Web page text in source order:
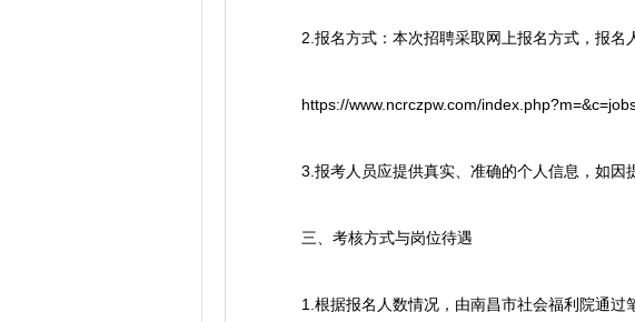
2.报名方式：本次招聘采取网上报名方式，报名
https://www.ncrczpw.com/
3.报考人员应提供真实、准确的个人信息，如因
三、考核方式与岗位待遇
1.根据报名人数情况，由南昌市社会福利院通过